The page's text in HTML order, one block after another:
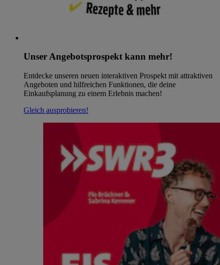
Unser Angebotsprospekt kann mehr!
Entdecke unseren neuen interaktiven Prospekt mit attraktiven
Angeboten und hilfreichen Funktionen, die deine
Einkaufsplanung zu einem Erlebnis machen!
Gleich ausprobieren!